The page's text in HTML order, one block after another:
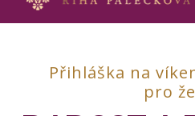
Přihláška na
pro